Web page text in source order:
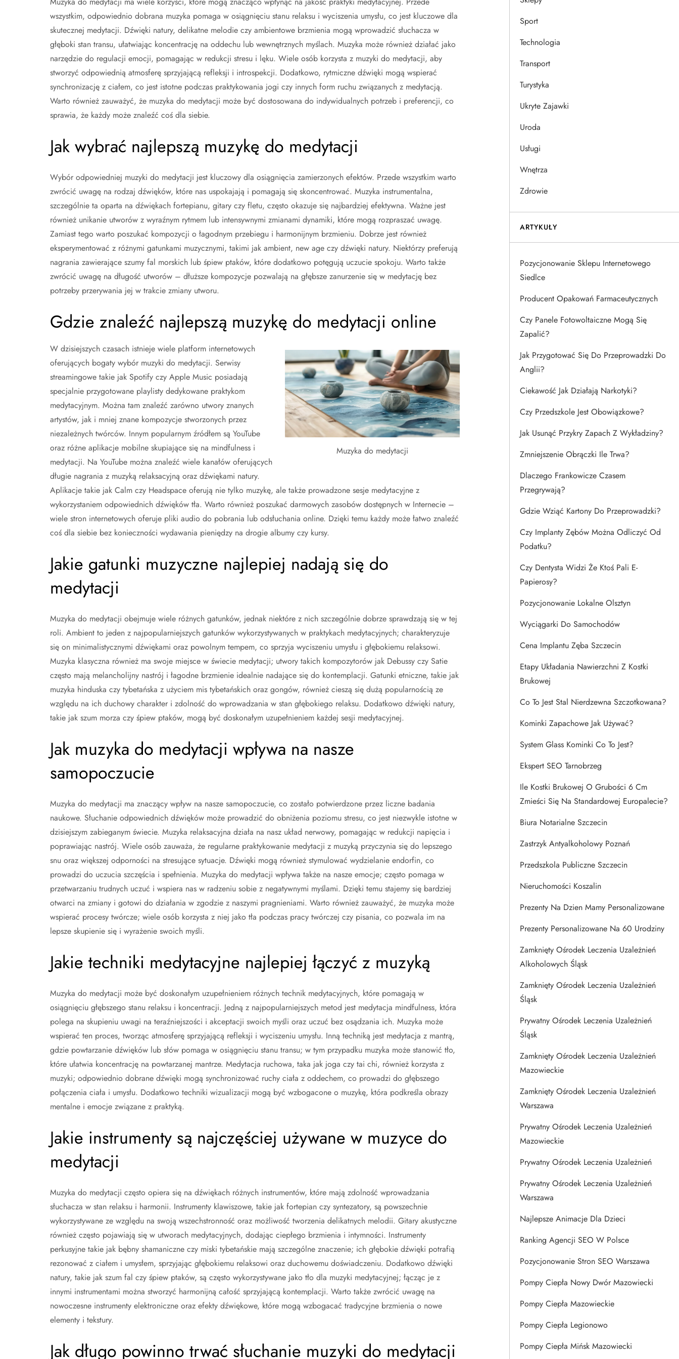
wszystkim, odpowiednio dobrana muzyka pomaga w osiągnięciu stanu relaksu i wyciszenia umysłu, co jest kluczowe dla
skutecznej medytacji. Dźwięki natury, delikatne melodie czy ambientowe brzmienia mogą wprowadzić słuchacza w
głęboki stan transu, ułatwiając koncentrację na oddechu lub wewnętrznych myślach. Muzyka może również działać jako
narzędzie do regulacji emocji, pomagając w redukcji stresu i lęku. Wiele osób korzysta z muzyki do medytacji, aby
stworzyć odpowiednią atmosferę sprzyjającą refleksji i introspekcji. Dodatkowo, rytmiczne dźwięki mogą wspierać
synchronizację z ciałem, co jest istotne podczas praktykowania jogi czy innych form ruchu związanych z medytacją.
Warto również zauważyć, że muzyka do medytacji może być dostosowana do indywidualnych potrzeb i preferencji, co
sprawia, że każdy może znaleźć coś dla siebie.
Jak wybrać najlepszą muzykę do medytacji
Wybór odpowiedniej muzyki do medytacji jest kluczowy dla osiągnięcia zamierzonych efektów. Przede wszystkim warto
zwrócić uwagę na rodzaj dźwięków, które nas uspokajają i pomagają się skoncentrować. Muzyka instrumentalna,
szczególnie ta oparta na dźwiękach fortepianu, gitary czy fletu, często okazuje się najbardziej efektywna. Ważne jest
również unikanie utworów z wyraźnym rytmem lub intensywnymi zmianami dynamiki, które mogą rozpraszać uwagę.
Zamiast tego warto poszukać kompozycji o łagodnym przebiegu i harmonijnym brzmieniu. Dobrze jest również
eksperymentować z różnymi gatunkami muzycznymi, takimi jak ambient, new age czy dźwięki natury. Niektórzy preferują
nagrania zawierające szumy fal morskich lub śpiew ptaków, które dodatkowo potęgują uczucie spokoju. Warto także
zwrócić uwagę na długość utworów – dłuższe kompozycje pozwalają na głębsze zanurzenie się w medytację bez
potrzeby przerywania jej w trakcie zmiany utworu.
Gdzie znaleźć najlepszą muzykę do medytacji online
Muzyka do medytacji
W dzisiejszych czasach istnieje wiele platform internetowych
oferujących bogaty wybór muzyki do medytacji. Serwisy
streamingowe takie jak Spotify czy Apple Music posiadają
specjalnie przygotowane playlisty dedykowane praktykom
medytacyjnym. Można tam znaleźć zarówno utwory znanych
artystów, jak i mniej znane kompozycje stworzonych przez
niezależnych twórców. Innym popularnym źródłem są YouTube
oraz różne aplikacje mobilne skupiające się na mindfulness i
medytacji. Na YouTube można znaleźć wiele kanałów oferujących
długie nagrania z muzyką relaksacyjną oraz dźwiękami natury.
Aplikacje takie jak Calm czy Headspace oferują nie tylko muzykę, ale także prowadzone sesje medytacyjne z
wykorzystaniem odpowiednich dźwięków tła. Warto również poszukać darmowych zasobów dostępnych w Internecie –
wiele stron internetowych oferuje pliki audio do pobrania lub odsłuchania online. Dzięki temu każdy może łatwo znaleźć
coś dla siebie bez konieczności wydawania pieniędzy na drogie albumy czy kursy.
Jakie gatunki muzyczne najlepiej nadają się do
medytacji
Muzyka do medytacji obejmuje wiele różnych gatunków, jednak niektóre z nich szczególnie dobrze sprawdzają się w tej
roli. Ambient to jeden z najpopularniejszych gatunków wykorzystywanych w praktykach medytacyjnych; charakteryzuje
się on minimalistycznymi dźwiękami oraz powolnym tempem, co sprzyja wyciszeniu umysłu i głębokiemu relaksowi.
Muzyka klasyczna również ma swoje miejsce w świecie medytacji; utwory takich kompozytorów jak Debussy czy Satie
często mają melancholijny nastrój i łagodne brzmienie idealnie nadające się do kontemplacji. Gatunki etniczne, takie jak
muzyka hinduska czy tybetańska z użyciem mis tybetańskich oraz gongów, również cieszą się dużą popularnością ze
względu na ich duchowy charakter i zdolność do wprowadzania w stan głębokiego relaksu. Dodatkowo dźwięki natury,
takie jak szum morza czy śpiew ptaków, mogą być doskonałym uzupełnieniem każdej sesji medytacyjnej.
Jak muzyka do medytacji wpływa na nasze
samopoczucie
Muzyka do medytacji ma znaczący wpływ na nasze samopoczucie, co zostało potwierdzone przez liczne badania
naukowe. Słuchanie odpowiednich dźwięków może prowadzić do obniżenia poziomu stresu, co jest niezwykle istotne w
dzisiejszym zabieganym świecie. Muzyka relaksacyjna działa na nasz układ nerwowy, pomagając w redukcji napięcia i
poprawiając nastrój. Wiele osób zauważa, że regularne praktykowanie medytacji z muzyką przyczynia się do lepszego
snu oraz większej odporności na stresujące sytuacje. Dźwięki mogą również stymulować wydzielanie endorfin, co
prowadzi do uczucia szczęścia i spełnienia. Muzyka do medytacji wpływa także na nasze emocje; często pomaga w
przetwarzaniu trudnych uczuć i wspiera nas w radzeniu sobie z negatywnymi myślami. Dzięki temu stajemy się bardziej
otwarci na zmiany i gotowi do działania w zgodzie z naszymi pragnieniami. Warto również zauważyć, że muzyka może
wspierać procesy twórcze; wiele osób korzysta z niej jako tła podczas pracy twórczej czy pisania, co pozwala im na
lepsze skupienie się i wyrażenie swoich myśli.
Jakie techniki medytacyjne najlepiej łączyć z muzyką
Muzyka do medytacji może być doskonałym uzupełnieniem różnych technik medytacyjnych, które pomagają w
osiągnięciu głębszego stanu relaksu i koncentracji. Jedną z najpopularniejszych metod jest medytacja mindfulness, która
polega na skupieniu uwagi na teraźniejszości i akceptacji swoich myśli oraz uczuć bez osądzania ich. Muzyka może
wspierać ten proces, tworząc atmosferę sprzyjającą refleksji i wyciszeniu umysłu. Inną techniką jest medytacja z mantrą,
gdzie powtarzanie dźwięków lub słów pomaga w osiągnięciu stanu transu; w tym przypadku muzyka może stanowić tło,
które ułatwia koncentrację na powtarzanej mantrze. Medytacja ruchowa, taka jak joga czy tai chi, również korzysta z
muzyki; odpowiednio dobrane dźwięki mogą synchronizować ruchy ciała z oddechem, co prowadzi do głębszego
połączenia ciała i umysłu. Dodatkowo techniki wizualizacji mogą być wzbogacone o muzykę, która podkreśla obrazy
mentalne i emocje związane z praktyką.
Jakie instrumenty są najczęściej używane w muzyce do
medytacji
Muzyka do medytacji często opiera się na dźwiękach różnych instrumentów, które mają zdolność wprowadzania
słuchacza w stan relaksu i harmonii. Instrumenty klawiszowe, takie jak fortepian czy syntezatory, są powszechnie
wykorzystywane ze względu na swoją wszechstronność oraz możliwość tworzenia delikatnych melodii. Gitary akustyczne
również często pojawiają się w utworach medytacyjnych, dodając ciepłego brzmienia i intymności. Instrumenty
perkusyjne takie jak bębny shamaniczne czy miski tybetańskie mają szczególne znaczenie; ich głębokie dźwięki potrafią
rezonować z ciałem i umysłem, sprzyjając głębokiemu relaksowi oraz duchowemu doświadczeniu. Dodatkowo dźwięki
natury, takie jak szum fal czy śpiew ptaków, są często wykorzystywane jako tło dla muzyki medytacyjnej; łącząc je z
innymi instrumentami można stworzyć harmonijną całość sprzyjającą kontemplacji. Warto także zwrócić uwagę na
nowoczesne instrumenty elektroniczne oraz efekty dźwiękowe, które mogą wzbogacać tradycyjne brzmienia o nowe
elementy i tekstury.
Jak długo powinno trwać słuchanie muzyki do medytacji
Sport
Technologia
Transport
Turystyka
Ukryte Zajawki
Uroda
Usługi
Wnętrza
Zdrowie
ARTYKUŁY
Pozycjonowanie Sklepu Internetowego
Siedlce
Producent Opakowań Farmaceutycznych
Czy Panele Fotowoltaiczne Mogą Się
Zapalić?
Jak Przygotować Się Do Przeprowadzki Do
Anglii?
Ciekawość Jak Działają Narkotyki?
Czy Przedszkole Jest Obowiązkowe?
Jak Usunąć Przykry Zapach Z Wykładziny?
Zmniejszenie Obrączki Ile Trwa?
Dlaczego Frankowicze Czasem
Przegrywają?
Gdzie Wziąć Kartony Do Przeprowadzki?
Czy Implanty Zębów Można Odliczyć Od
Podatku?
Czy Dentysta Widzi Że Ktoś Pali E-
Papierosy?
Pozycjonowanie Lokalne Olsztyn
Wyciągarki Do Samochodów
Cena Implantu Zęba Szczecin
Etapy Układania Nawierzchni Z Kostki
Brukowej
Co To Jest Stal Nierdzewna Szczotkowana?
Kominki Zapachowe Jak Używać?
System Glass Kominki Co To Jest?
Ekspert SEO Tarnobrzeg
Ile Kostki Brukowej O Grubości 6 Cm
Zmieści Się Na Standardowej Europalecie?
Biura Notarialne Szczecin
Zastrzyk Antyalkoholowy Poznań
Przedszkola Publiczne Szczecin
Nieruchomości Koszalin
Prezenty Na Dzien Mamy Personalizowane
Prezenty Personalizowane Na 60 Urodziny
Zamknięty Ośrodek Leczenia Uzależnień
Alkoholowych Śląsk
Zamknięty Ośrodek Leczenia Uzależnień
Śląsk
Prywatny Ośrodek Leczenia Uzależnień
Śląsk
Zamknięty Ośrodek Leczenia Uzależnień
Mazowieckie
Zamknięty Ośrodek Leczenia Uzależnień
Warszawa
Prywatny Ośrodek Leczenia Uzależnień
Mazowieckie
Prywatny Ośrodek Leczenia Uzależnień
Prywatny Ośrodek Leczenia Uzależnień
Warszawa
Najlepsze Animacje Dla Dzieci
Ranking Agencji SEO W Polsce
Pozycjonowanie Stron SEO Warszawa
Pompy Ciepła Nowy Dwór Mazowiecki
Pompy Ciepła Mazowieckie
Pompy Ciepła Legionowo
Pompy Ciepła Mińsk Mazowiecki